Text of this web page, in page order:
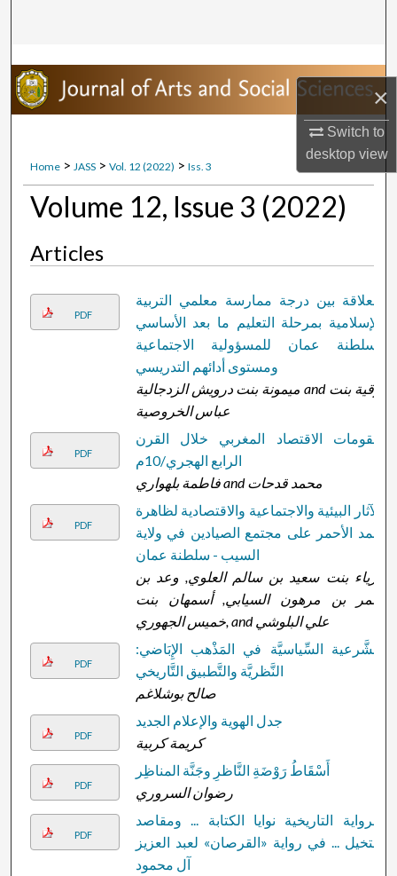
×
Switch to
desktopview
Browse Collections
Digital Commons Network™
Home > JASS > Vol. 12 (2022) > Iss. 3
Volume 12, Issue 3 (2022)
Articles
PDF
العلاقة بين درجة ممارسة معلمي التربية
الإسلامية بمرحلة التعليم ما بعد الأساسي
بسلطنة عمان للمسؤولية الاجتماعية
ومستوى أدائهم التدريسي
ميمونة بنت درويش الزدجالية and رقية بنت
عباس الخروصية
PDF
مقومات الاقتصاد المغربي خلال القرن
الرابع الهجري/10م
فاطمة بلهواري and محمد قدحات
PDF
الآثار البيئية والاجتماعية والاقتصادية لظاهرة
المد الأحمر على مجتمع الصيادين في ولاية
السيب - سلطنة عمان
ثرياء بنت سعيد بن سالم العلوي, وعد بن
عمر بن مرهون السيابي, أسمهان بنت
خميس الجهوري, and علي البلوشي
PDF
الشَّرعية السِّياسيَّة في المَذْهب الإِبَاضي:
النَّظريَّة والتَّطبيق التَّاريخي
صالح بوشلاغم
PDF
جدل الهوية والإعلام الجديد
كريمة كربية
PDF
أَسْقَاطُ رَوْضَةِ النَّاظرِ وجَنَّة المناظِر
رضوان السروري
PDF
الرواية التاريخية نوايا الكتابة ... ومقاصد
التخيل ... في رواية «القرصان» لعبد العزيز
آل محمود